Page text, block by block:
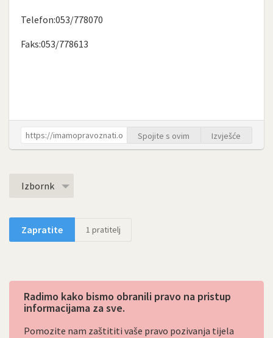
Telefon:053/778070
Faks:053/778613
Spojite s ovim Izvješće
Izbornk
Zapratite 1 pratitelj
Radimo kako bismo obranili pravo na pristup
informacijama za sve.
Pomozite nam zaštititi vaše pravo pozivanja tijela